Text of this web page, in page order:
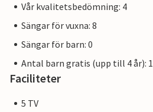
Vår kvalitetsbedömning: 4
Sängar för vuxna: 8
Sängar för barn: 0
Antal barn gratis (upp till 4 år): 1
Faciliteter
5 TV